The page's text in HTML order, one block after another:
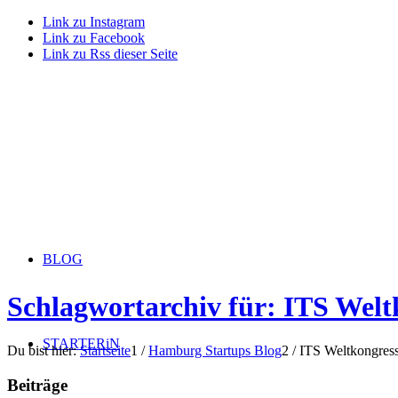
Link zu Instagram
Link zu Facebook
Link zu Rss dieser Seite
BLOG
STARTERiN
Schlagwortarchiv für: ITS
Du bist hier: Startseite1 / Hamburg Startups Blog2 / ITS
Beiträge